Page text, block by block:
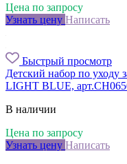
Цена по запросу
Узнать цену Написать
Быстрый просмотр
Детский набор по уходу
LIGHT BLUE,
В наличии
Цена по запросу
Узнать цену Написать